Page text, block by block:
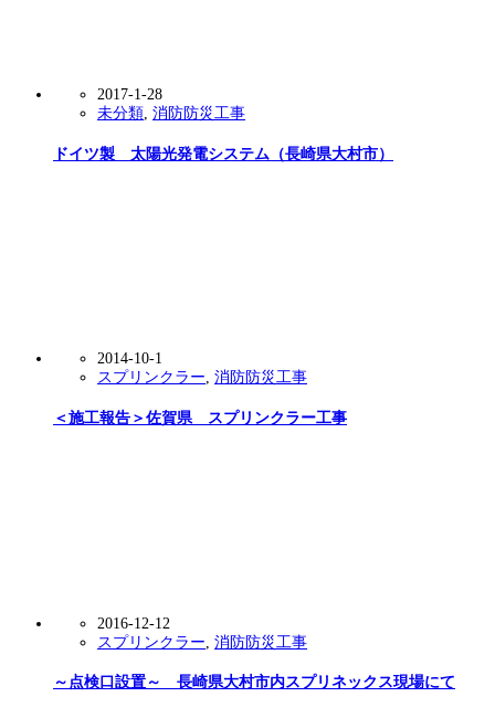
2017-1-28
未分類, 消防防災工事
ドイツ製 太陽光発電システム（長崎県大村市）
2014-10-1
スプリンクラー, 消防防災工事
＜施工報告＞佐賀県 スプリンクラー工事
2016-12-12
スプリンクラー 消防防災工事
～点検口設置～ 長崎県大村市内スプリネックス現場にて